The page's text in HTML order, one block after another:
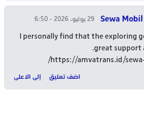
Sewa 29 يوليو، 2026 - 6:50
I personally find that the exploring
great support
https://amvatrans.id/
اضف تعليق إلى الاعلى